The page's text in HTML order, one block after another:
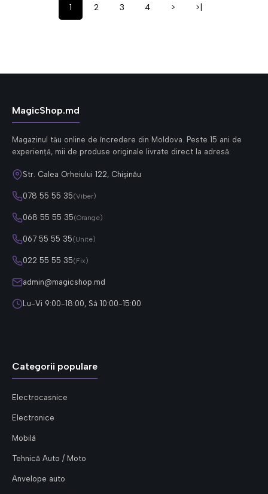
1 2 3 4 > >|
MagicShop.md
Magazinul tău online de încredere din Moldova. Peste 15 ani de
experiență, mii de produse originale livrate direct la adresă.
Str. Calea Orheiului 122, Chișinău
078 55 55 35(Viber)
068 55 55 35(Orange)
067 55 55 35(Unite)
022 55 55 35(Fix)
admin@magicshop.md
Lu-Vi 9:00-18:00, Sâ 10:00-15:00
Categorii populare
Electrocasnice
Electronice
Mobilă
Tehnică Auto / Moto
Anvelope auto